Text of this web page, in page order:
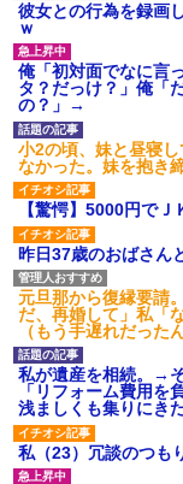
彼女との行為を録画
ｗ
俺「初対面でなに言
タ？だっけ？」俺「
の？」→
小2の頃、妹と昼寝
なかった。妹を抱き
【驚愕】5000円で
昨日37歳のおばさん
元旦那から復縁要請
だ、再婚して」私「
（もう手遅れだった
私が遺産を相続。→
「リフォーム費用を
浅ましくも集りにきた
私（23）冗談のつも